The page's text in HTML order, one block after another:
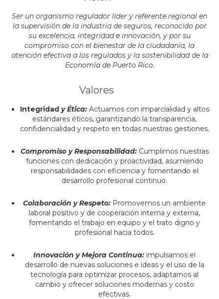
Ser un organismo regulador líder y referente regional en
la supervisión de la industria de seguros, reconocido por
su excelencia, integridad e innovación, y por su
compromiso con el bienestar de la ciudadanía, la
atención efectiva a los regulados y la sostenibilidad de la
Economía de Puerto Rico.
Valo​res
Integridady Ética: Actuamos con imparcialidad y altos
estándares éticos, garantizando la transparencia,
confidencialidad y respeto en todas nuestras gestiones.
Compromiso y Responsabilidad: Cumplimos nuestras
funciones con dedicación y proactividad, asumiendo
responsabilidades con eficiencia y fomentando el
desarrollo profesional continuo.
Colaboración y Respeto: Promovemos un ambiente
laboral positivo y de cooperación interna y externa,
fomentando el trabajo en equipo y el trato digno y
profesional hacia todos.
Innovación y Mejora Continua: impulsamos el
desarrollo de nuevas soluciones e ideas y el uso de la
tecnología para optimizar procesos, adaptarnos al
cambio y ofrecer soluciones modernas y costo
efectivas.